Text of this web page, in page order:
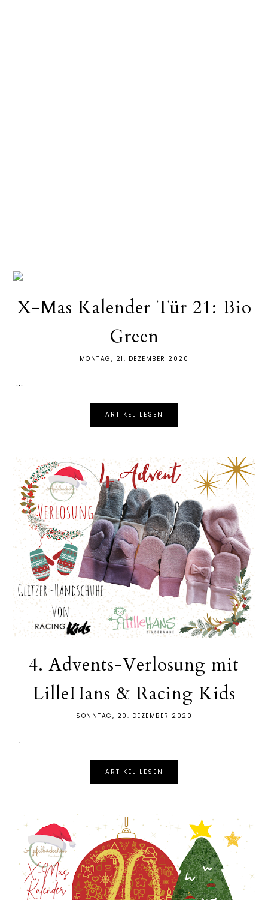
X-Mas Kalender Tür 21: Bio
Green
MONTAG, 21. DEZEMBER 2020
...
ARTIKEL LESEN
4. Advents-Verlosung mit
LilleHans & Racing Kids
SONNTAG, 20. DEZEMBER 2020
...
ARTIKEL LESEN